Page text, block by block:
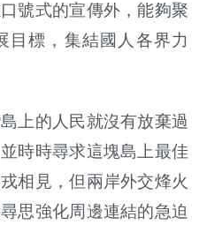
號式的宣傳外 ，能夠聚
目標 ， 集結國人各界力
上的人民就沒有放棄過
並時時尋求這塊島上最佳
相見 ，但兩岸外交烽火
思強化周邊連結的急迫